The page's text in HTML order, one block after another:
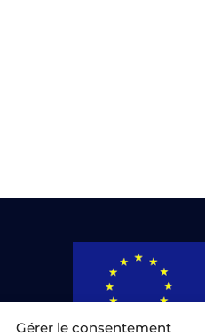
Gérer le consentement